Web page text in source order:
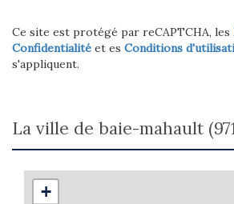
Ce site est protégé par reCAPTCHA, les
Confidentialité et es Conditions
s'appliquent.
la ville de baie-mahault
+